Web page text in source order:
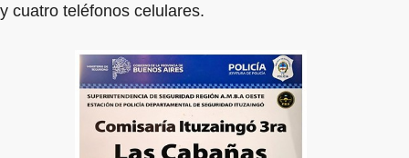
y cuatro teléfonos celulares.